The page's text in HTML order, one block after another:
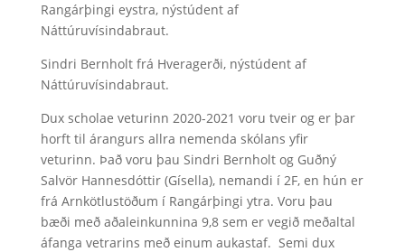
Rangárþingi eystra, nýstúdent af
Náttúruvísindabraut.
Sindri Bernholt frá Hveragerði, nýstúdent af
Náttúruvísindabraut.
Dux scholae veturinn 2020-2021 voru tveir og er þar
horft til árangurs allra nemenda skólans yfir
veturinn. Það voru þau Sindri Bernholt og Guðný
Salvör Hannesdóttir (Gísella), nemandi í 2F, en hún er
frá Arnkötlustöðum í Rangárþingi ytra. Voru þau
bæði með aðaleinkunnina 9,8 sem er vegið meðaltal
áfanga vetrarins með einum aukastaf. Semi dux